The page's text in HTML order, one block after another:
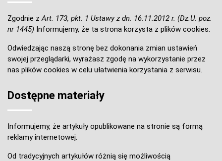
Zgodnie z Art. 173, pkt. 1 Ustawy z dn. 16.11.2012 r. (Dz.U. poz.
nr 1445) Informujemy, że ta strona korzysta z plików cookies.
Odwiedzając naszą stronę bez dokonania zmian ustawień
swojej przeglądarki, wyrażasz zgodę na wykorzystanie przez
nas plików cookies w celu ułatwienia korzystania z serwisu.
Dostępne materiały
Informujemy, że artykuły opublikowane na stronie są formą
reklamy internetowej.
Od tradycyjnych artykułów różnią się możliwością